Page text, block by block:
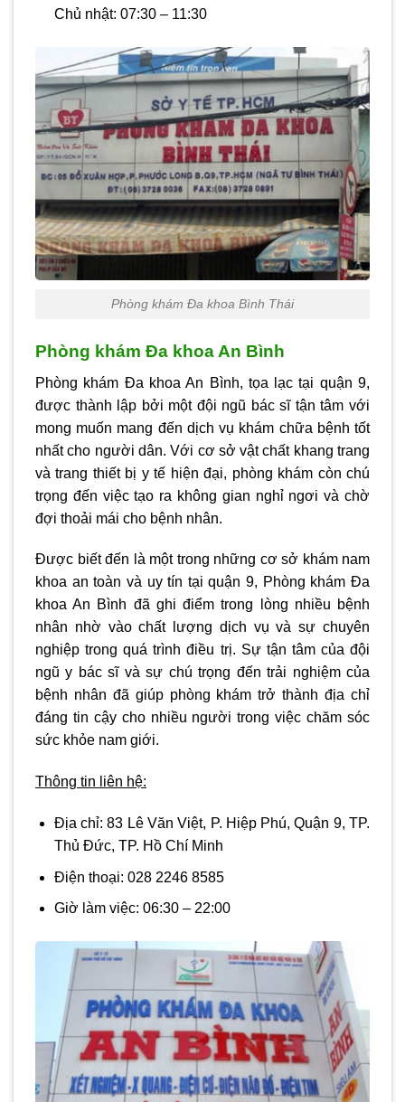
Chủ nhật: 07:30 – 11:30
Phòng khám Đa khoa Bình Thái
Phòng khám Đa khoa An Bình
Phòng khám Đa khoa An Bình, tọa lạc tại quận 9,
được thành lập bởi một đội ngũ bác sĩ tận tâm với
mong muốn mang đến dịch vụ khám chữa bệnh tốt
nhất cho người dân. Với cơ sở vật chất khang trang
và trang thiết bị y tế hiện đại, phòng khám còn chú
trọng đến việc tạo ra không gian nghỉ ngơi và chờ
đợi thoải mái cho bệnh nhân.
Được biết đến là một trong những cơ sở khám nam
khoa an toàn và uy tín tại quận 9, Phòng khám Đa
khoa An Bình đã ghi điểm trong lòng nhiều bệnh
nhân nhờ vào chất lượng dịch vụ và sự chuyên
nghiệp trong quá trình điều trị. Sự tận tâm của đội
ngũ y bác sĩ và sự chú trọng đến trải nghiệm của
bệnh nhân đã giúp phòng khám trở thành địa chỉ
đáng tin cậy cho nhiều người trong việc chăm sóc
sức khỏe nam giới.
Thông tin liên hệ:
Địa chỉ: 83 Lê Văn Việt, P. Hiệp Phú, Quận 9, TP.
Thủ Đức, TP. Hồ Chí Minh
Điện thoại: 028 2246 8585
Giờ làm việc: 06:30 – 22:00